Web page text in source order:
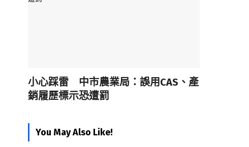
小心踩雷 中市農業局：誤用CAS、產
銷履歷標示恐遭罰
You May Also Like!